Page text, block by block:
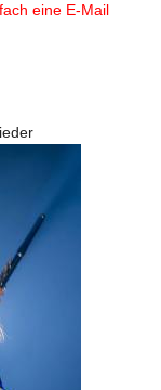
eine E-Mail